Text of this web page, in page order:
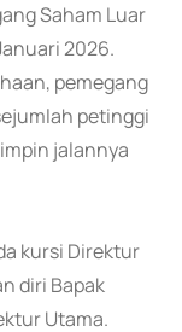
Saham Luar
2026.
pemegang
petinggi
jalannya
kursi Direktur
diri Bapak
Utama.